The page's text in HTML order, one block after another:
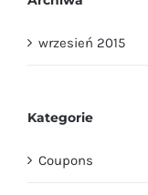
wrzesień 2015
Kategorie
Coupons